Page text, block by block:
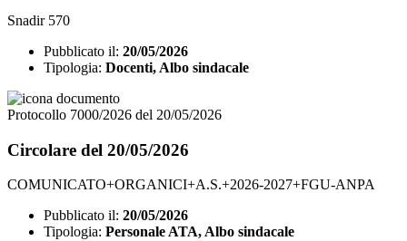
Snadir 570
Pubblicato il: 20/05/2026
Tipologia: Docenti, Albo sindacale
Protocollo 7000/2026 del 20/05/2026
Circolare del 20/05/2026
COMUNICATO+ORGANICI+A.S.+2026-2027+FGU-ANPA
Pubblicato il: 20/05/2026
Tipologia: Personale ATA, Albo sindacale